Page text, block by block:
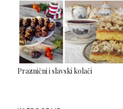
Praznični i slavski kolači